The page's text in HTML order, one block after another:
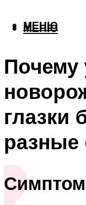
МЕНЮ
МЕНЮ
Почему
глазки
разные